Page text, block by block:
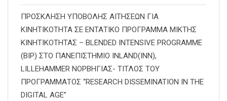
ΠΡΟΣΚΛΗΣΗ ΥΠΟΒΟΛΗΣ ΑΙΤΗΣΕΩΝ ΓΙΑ
ΚΙΝΗΤΙΚΟΤΗΤΑ ΣΕ ΕΝΤΑΤΙΚΟ ΠΡΟΓΡΑΜΜΑ ΜΙΚΤΗΣ
ΚΙΝΗΤΙΚΟΤΗΤΑΣ – BLENDED INTENSIVE PROGRAMME
(BIP) ΣΤΟ ΠΑΝΕΠΙΣΤΗΜΙΟ INLAND(INN),
LILLEHAMMER ΝΟΡΒΗΓΙΑΣ- ΤΙΤΛΟΣ ΤΟΥ
ΠΡΟΓΡΑΜΜΑΤΟΣ “RESEARCH DISSEMINATION IN THE
DIGITAL AGE”